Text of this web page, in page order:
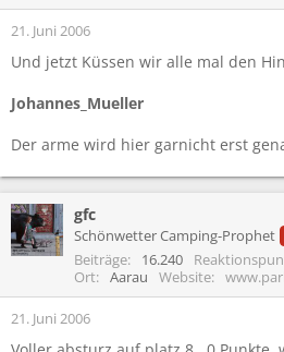
21. Juni 2006
Und jetzt Küssen wir alle mal den
Johannes_Mueller
Der arme wird hier garnicht erst
gfc
Schönwetter Camping-Prophet
Beiträge 16.240
Ort
Aarau Website
21. Juni 2006